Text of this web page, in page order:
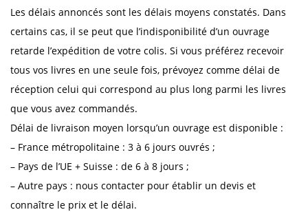
Les délais annoncés sont les délais moyens constatés. Dans
certains cas, il se peut que l’indisponibilité d’un ouvrage
retarde l’expédition de votre colis. Si vous préférez recevoir
tous vos livres en une seule fois, prévoyez comme délai de
réception celui qui correspond au plus long parmi les livres
que vous avez commandés.
Délai de livraison moyen lorsqu’un ouvrage est disponible :
– France métropolitaine : 3 à 6 jours ouvrés ;
– Pays de l’UE + Suisse : de 6 à 8 jours ;
– Autre pays : nous contacter pour établir un devis et
connaître le prix et le délai.